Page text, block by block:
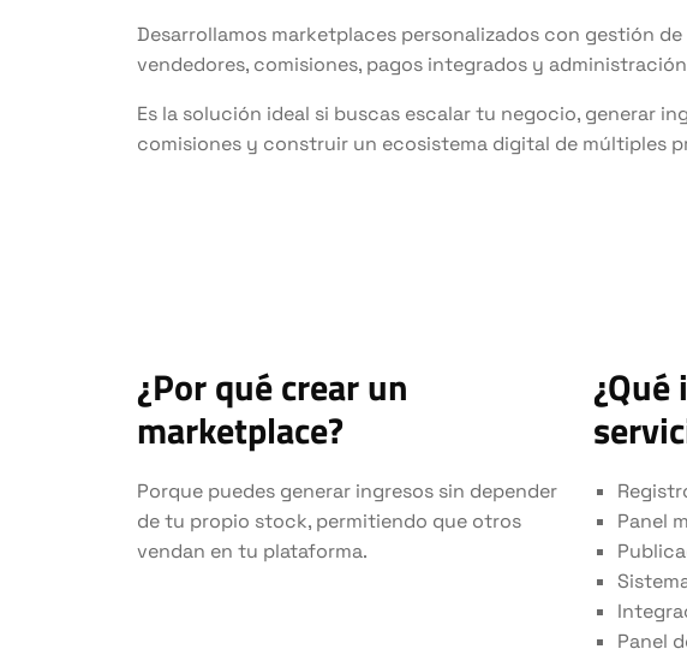
Desarrollamos marketplaces personalizados con gestión de
vendedores, comisiones, pagos integrados y
Es la solución ideal si buscas escalar tu negocio, generar
comisiones y construir un ecosistema digital de múltiples
¿Por qué crear un
marketplace?
Porque puedes generar ingresos sin depender
de tu propio stock, permitiendo que otros
vendan en tu plataforma.
Panel
Panel